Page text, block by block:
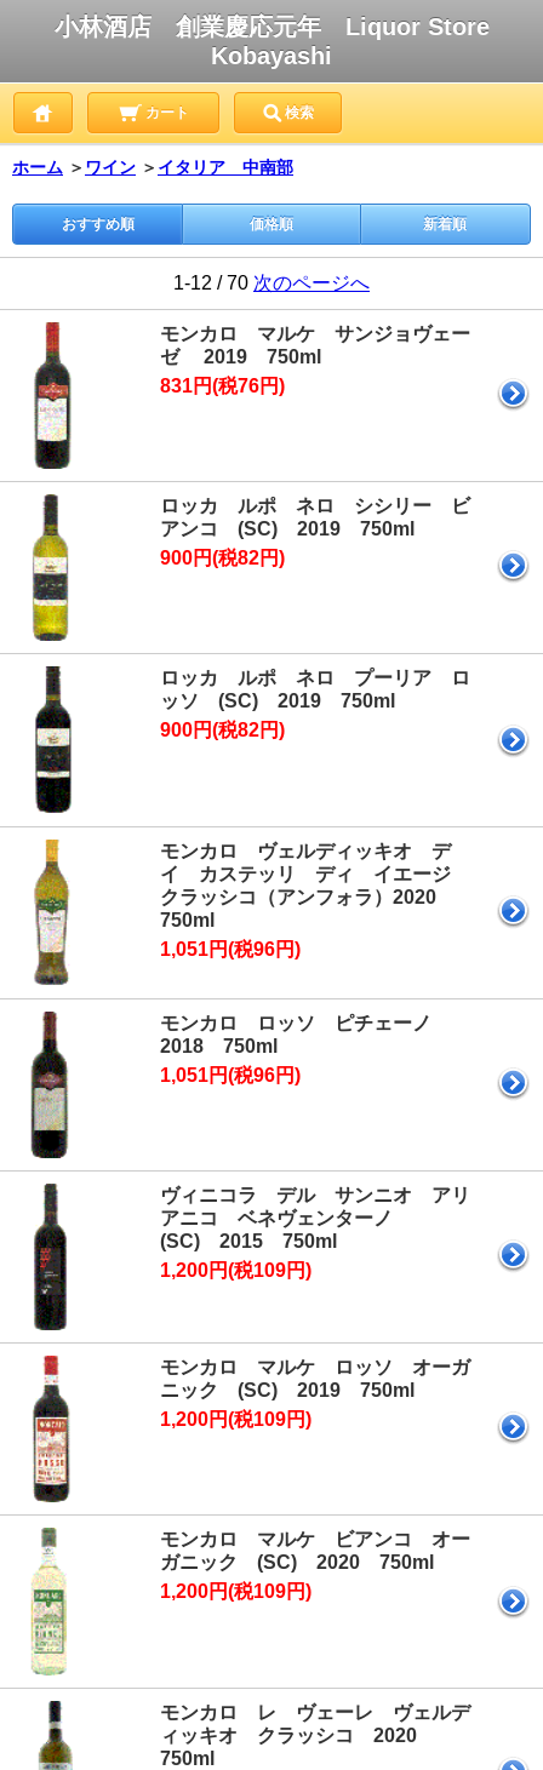
小林酒店 創業慶応元年 Liquor Store
Kobayashi
カート 検索
ホーム ＞ ワイン ＞ イタリア 中南部
おすすめ順 価格順 新着順
1-12 / 70 次のページへ
モンカロ マルケ サンジョヴェー
ゼ 2019 750ml
831円(税76円)
ロッカ ルポ ネロ シシリー ビ
アンコ (SC) 2019 750ml
900円(税82円)
ロッカ ルポ ネロ プーリア ロ
ッソ (SC) 2019 750ml
900円(税82円)
モンカロ ヴェルディッキオ デ
イ カステッリ ディ イエージ
クラッシコ（アンフォラ）2020
750ml
1,051円(税96円)
モンカロ ロッソ ピチェーノ
2018 750ml
1,051円(税96円)
ヴィニコラ デル サンニオ アリ
アニコ ベネヴェンターノ
(SC) 2015 750ml
1,200円(税109円)
モンカロ マルケ ロッソ オーガ
ニック (SC) 2019 750ml
1,200円(税109円)
モンカロ マルケ ビアンコ オー
ガニック (SC) 2020 750ml
1,200円(税109円)
モンカロ レ ヴェーレ ヴェルデ
ィッキオ クラッシコ 2020
750ml